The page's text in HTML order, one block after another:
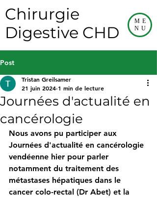
ME
NU
Chirurgie
Digestive CHD
Post
Journées d'actualité en
cancérologie
Tristan Greilsamer
21 juin 2024 1 min de lecture
Nous avons pu participer aux
Journées d'actualité en cancérologie
vendéenne hier pour parler
notamment du traitement des
métastases hépatiques dans le
cancer colo-rectal (Dr Abet) et la